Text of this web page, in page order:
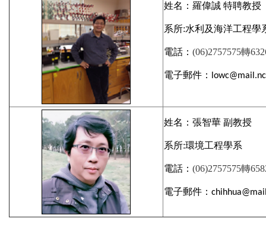
姓名：羅偉誠 特聘教授
系所:水利及海洋工程學
電話： (06)2757575轉
電子郵件：
姓名：張智華 副教授
系所:環境工程學系
電話： (06)2757575轉
電子郵件：